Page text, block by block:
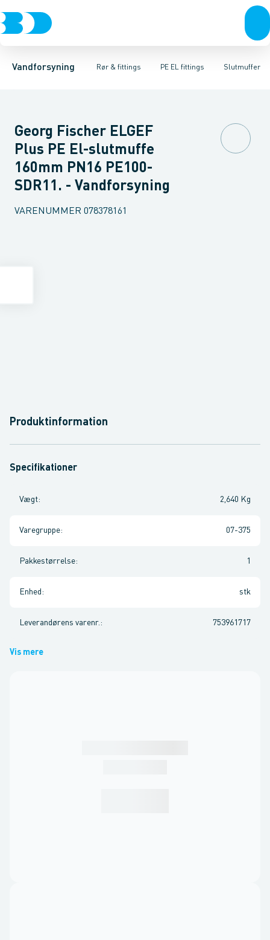
Vandforsyning Rør & fittings
Rør & fittingsKoblinger & anboringerMuffer, klemmer &
PE EL fittings
PE rørPE EL fittingsPE fittings Duktiljern fittings Slutmuffer
VinklerT-stykker SvejsemufferReduktionerAnboringssadler-
Georg Fischer ELGEF
Plus PE El-slutmuffe
160mm PN16 PE100-
SDR11. - Vandforsyning
VARENUMMER 078378161
Produktinformation
Specifikationer
Vægt: 2,640 Kg
Varegruppe: 07-375
Pakkestørrelse: 1
Enhed : stk
Leverandørens varenr. : 753961717
Vis mere